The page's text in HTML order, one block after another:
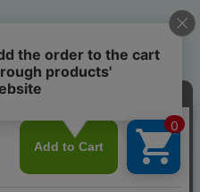
ウンロード
）12,000円以上で送料無料